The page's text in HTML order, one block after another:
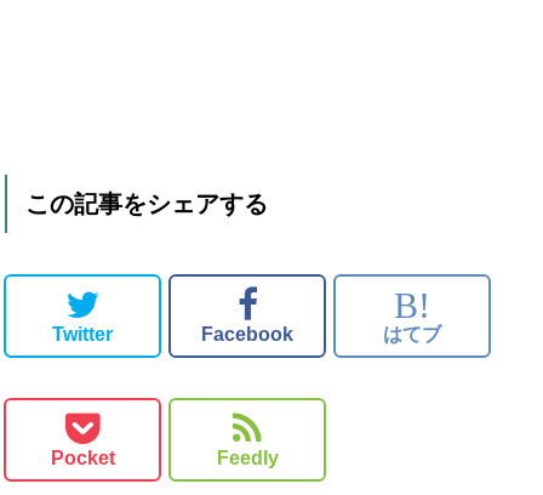
この記事をシェアする
Twitter Facebook
B!
はてブ
Pocket Feedly